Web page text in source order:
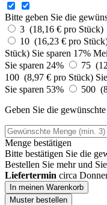
Bitte geben Sie die
3 (18,16 € pro Stück)
10 (16,23 € pro
Stück) Sie sparen 17%
Sie sparen 24%
75
100 (8,97 € pro Stück)
Sie sparen 53%
500
Geben Sie die
Menge bestätigen
Bitte bestätigen Sie die
Bestellen Sie mehr und
Liefertermin circa
In meinen Warenkorb
Muster bestellen